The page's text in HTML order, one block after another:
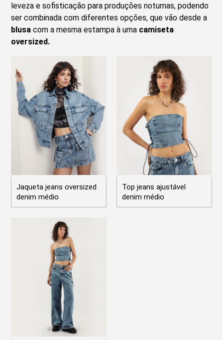
leveza e sofisticação para produções noturnas, podendo
ser combinada com diferentes opções, que vão desde a
blusa com a mesma estampa à uma camiseta
oversized.
Jaqueta jeans oversized
denim médio
Top jeans ajustável
denim médio